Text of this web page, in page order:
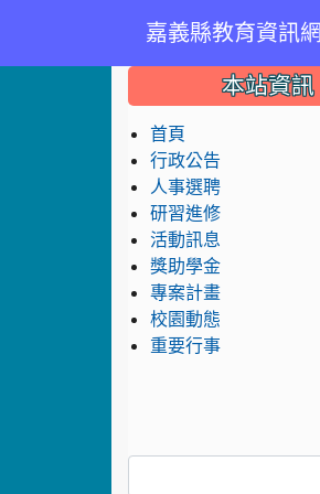
嘉義縣教育資訊網
::: 本站資訊
首頁
行政公告
人事選聘
研習進修
活動訊息
獎助學金
專案計畫
校園動態
重要行事